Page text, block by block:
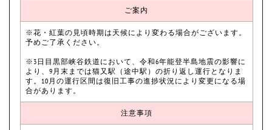
ご案内
※花・紅葉の見頃時期は天候により変わる場合がございます。
予めご了承ください。
※3日目黒部峡谷鉄道において、令和6年能登半島地震の影響に
より、9月末までは猫又駅（途中駅）の折り返し運行となりま
す。10月の運行区間は復旧工事の進捗状況により変更になる場
合があります。
注意事項